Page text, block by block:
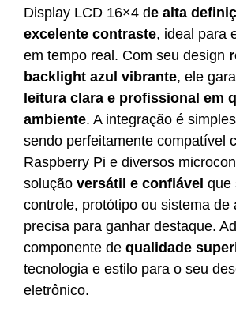
Display LCD 16×4 de alta
excelente contraste, ideal para
em tempo real. Com seu design
backlight azul vibrante, ele
leitura clara e profissional em
ambiente. A integração é
sendo perfeitamente compatível
Raspberry Pi e diversos
solução versátil e confiável que
controle, protótipo ou sistema de
precisa para ganhar destaque.
componente de qualidade
tecnologia e estilo para o seu
eletrônico.